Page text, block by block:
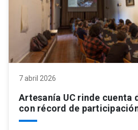
7 abril 2026
Artesanía UC rinde cuenta
con récord de